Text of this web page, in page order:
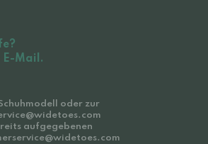
E-Mail.
oder zur
aufgegebenen